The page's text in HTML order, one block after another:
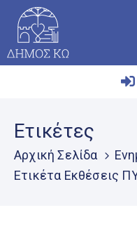
Δήμος
Το
Νησί
Ετικέτες
Αρχική Σελίδα
Ετικέτα Εκθέσεις